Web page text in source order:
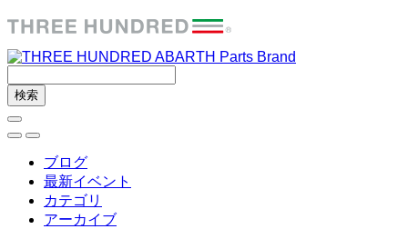
ブログ
最新イベント
カテゴリ
アーカイブ